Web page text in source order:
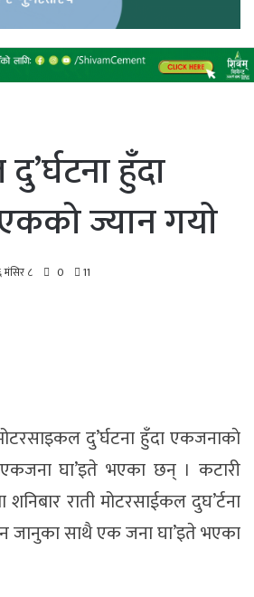
हुँदा
ज्यान गयाे
८ 0 11
दु’र्घटना हुँदा एकजनाकाे
घा’इते भएका छन् । कटारी
शनिबार राती मोटरसाईकल दुघ’र्टना
जानुका साथै एक जना घा’इते भएका